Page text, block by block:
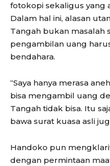
fotokopi sekaligus yang
Dalam hal ini, alasan
Tangah bukan masalah
pengambilan uang
bendahara.
“Saya hanya merasa
bisa mengambil uang
Tangah tidak bisa. Itu
bawa surat kuasa asli
Handoko pun
dengan permintaan